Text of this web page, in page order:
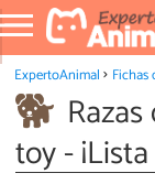
ExpertoAnimal Fichas
toy -